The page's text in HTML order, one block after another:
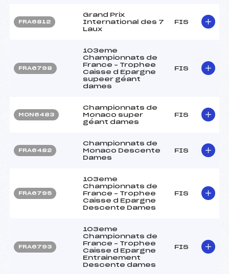
FRA6812
Grand Prix
International des 7
Laux
FIS
FRA6798
103eme
Championnats de
France – Trophee
Caisse d Epargne
supeer géant
dames
FIS
MON6483
Championnats de
Monaco super
géant dames
FIS
FRA6482
Championnats de
Monaco Descente
Dames
FIS
FRA6795
103eme
Championnats de
France – Trophee
Caisse d Epargne
Descente Dames
FIS
FRA6793
103eme
Championnats de
France – Trophee
Caisse d Epargne
Entrainement
Descente dames
FIS